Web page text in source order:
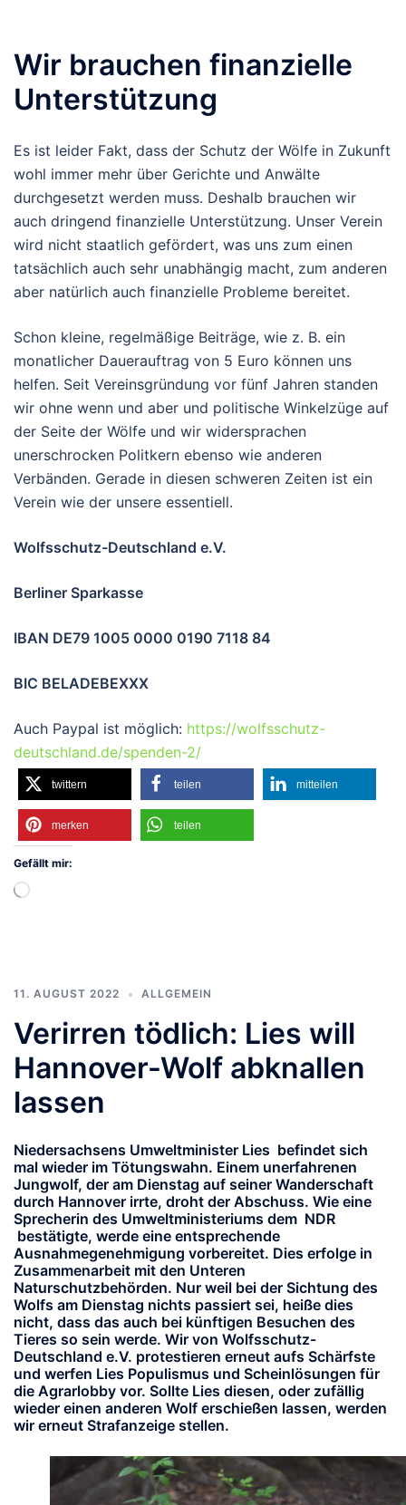
Wir brauchen finanzielle
Unterstützung
Es ist leider Fakt, dass der Schutz der Wölfe in Zukunft
wohl immer mehr über Gerichte und Anwälte
durchgesetzt werden muss. Deshalb brauchen wir
auch dringend finanzielle Unterstützung. Unser Verein
wird nicht staatlich gefördert, was uns zum einen
tatsächlich auch sehr unabhängig macht, zum anderen
aber natürlich auch finanzielle Probleme bereitet.
Schon kleine, regelmäßige Beiträge, wie z. B. ein
monatlicher Dauerauftrag von 5 Euro können uns
helfen. Seit Vereinsgründung vor fünf Jahren standen
wir ohne wenn und aber und politische Winkelzüge auf
der Seite der Wölfe und wir widersprachen
unerschrocken Politkern ebenso wie anderen
Verbänden. Gerade in diesen schweren Zeiten ist ein
Verein wie der unsere essentiell.
Wolfsschutz-Deutschland e.V.
Berliner Sparkasse
IBAN DE79 1005 0000 0190 7118 84
BIC BELADEBEXXX
Auch Paypal ist möglich: https://wolfsschutz-
deutschland.de/spenden-2/
twittern teilen mitteilen
merken teilen
Gefällt mir:
Wird
11. AUGUST 2022 ALLGEMEIN
Verirren tödlich: Lies will
Hannover-Wolf abknallen
lassen
Niedersachsens Umweltminister Lies befindet sich
mal wieder im Tötungswahn. Einem unerfahrenen
Jungwolf, der am Dienstag auf seiner Wanderschaft
durch Hannover irrte, droht der Abschuss. Wie eine
Sprecherin des Umweltministeriums dem NDR
bestätigte, werde eine entsprechende
Ausnahmegenehmigung vorbereitet. Dies erfolge in
Zusammenarbeit mit den Unteren
Naturschutzbehörden. Nur weil bei der Sichtung des
Wolfs am Dienstag nichts passiert sei, heiße dies
nicht, dass das auch bei künftigen Besuchen des
Tieres so sein werde. Wir von Wolfsschutz-
Deutschland e.V. protestieren erneut aufs Schärfste
und werfen Lies Populismus und Scheinlösungen für
die Agrarlobby vor. Sollte Lies diesen, oder zufällig
wieder einen anderen Wolf erschießen lassen, werden
wir erneut Strafanzeige stellen.